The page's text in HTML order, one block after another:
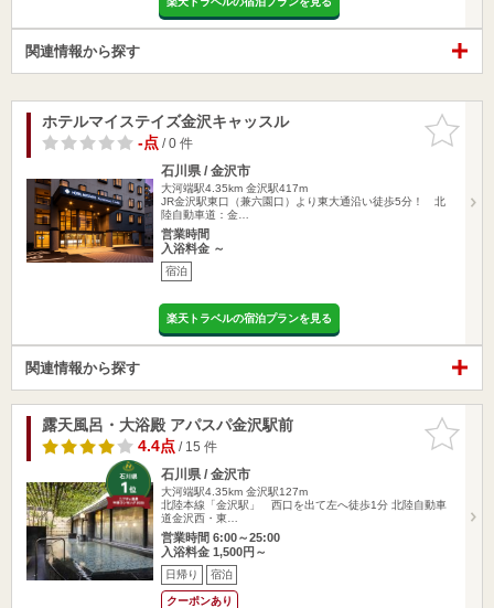
関連情報から探す
お気に入
りに追加
ホテルマイステイズ金沢キャッスル
-点/ 0 件
石川県 / 金沢市
大河端駅4.35km 金沢駅417m
JR金沢駅東口（兼六園口）より東大通沿い徒歩5分！ 北
陸自動車道：金…
営業時間
入浴料金 ～
宿泊
楽天トラベルの宿泊プランを見る
関連情報から探す
お気に入
りに追加
露天風呂・大浴殿 アパスパ金沢駅前
4.4点/ 15 件
石川県 / 金沢市
大河端駅4.35km 金沢駅127m
北陸本線「金沢駅」 西口を出て左へ徒歩1分 北陸自動車
道金沢西・東…
営業時間 6:00～25:00
入浴料金 1,500円～
日帰り 宿泊
クーポンあり